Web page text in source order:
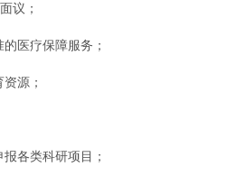
议；
医疗保障服务；
源；
各类科研项目；